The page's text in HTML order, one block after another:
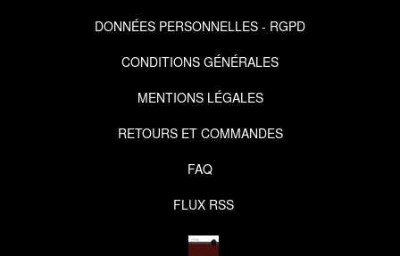
DONNÉES PERSONNELLES - RGPD
CONDITIONS GÉNÉRALES
MENTIONS LÉGALES
RETOURS ET COMMANDES
FAQ
FLUX RSS